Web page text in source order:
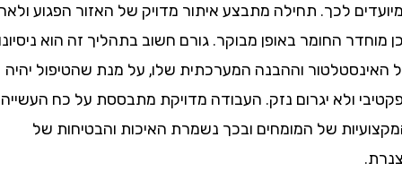
לכך. תחילה מתבצע איתור מדויק של האזור הפגוע ולאחר
החומר באופן מבוקר. גורם חשוב בתהליך זה הוא ניסיונו
וההבנה המערכתית שלו, על מנת שהטיפול יהיה
ולא יגרום נזק. העבודה מדויקת מתבססת על כח העשייה
של המומחים ובכך נשמרת האיכות והבטיחות של